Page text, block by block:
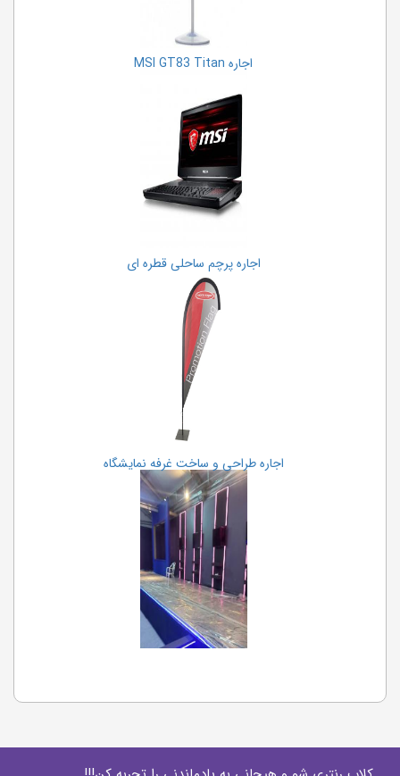
اجاره MSI GT83 Titan
اجاره پرچم ساحلی قطره ای
اجاره طراحی و ساخت غرفه نمایشگاه